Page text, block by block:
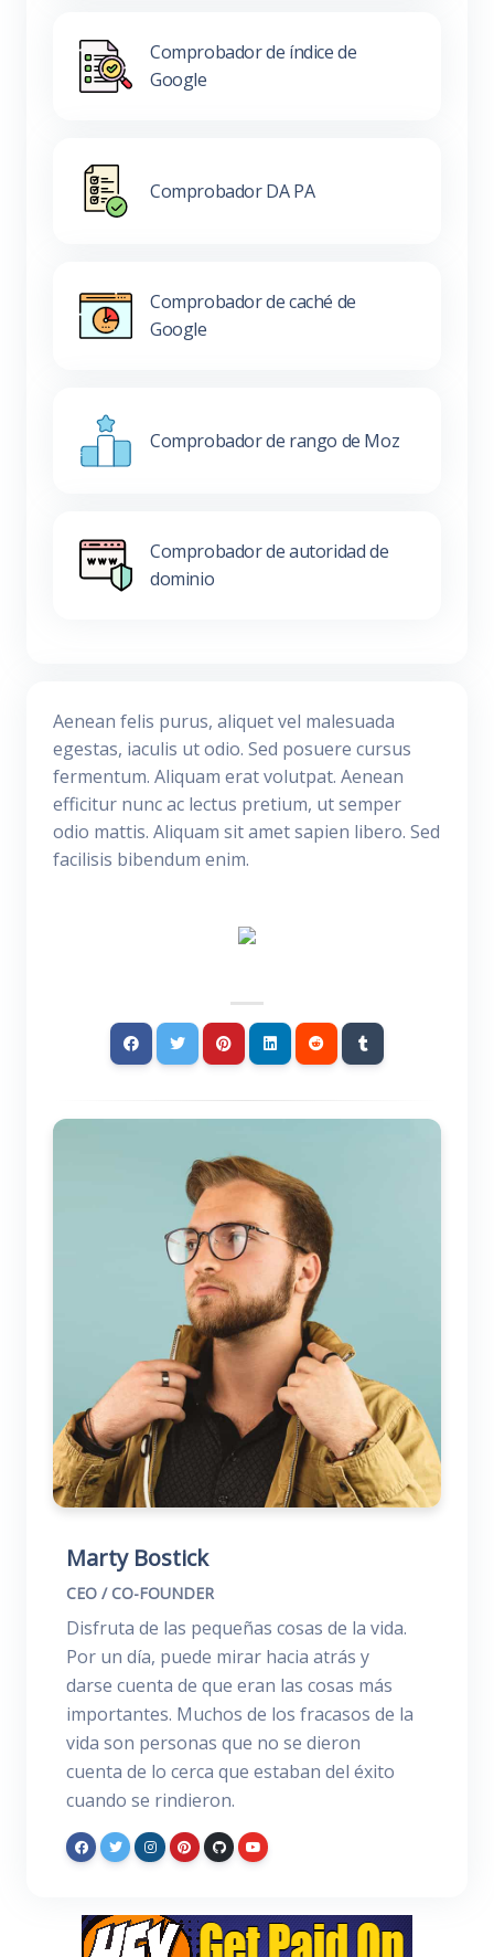
Comprobador de índice de
Google
Comprobador DA PA
Comprobador de caché de
Google
Comprobador de rango de Moz
Comprobador de autoridad de
dominio
Aenean felis purus, aliquet vel malesuada
egestas, iaculis ut odio. Sed posuere cursus
fermentum. Aliquam erat volutpat. Aenean
efficitur nunc ac lectus pretium, ut semper
odio mattis. Aliquam sit amet sapien libero. Sed
facilisis bibendum enim.
Marty Bostick
CEO / CO-FOUNDER
Disfruta de las pequeñas cosas de la vida.
Por un día, puede mirar hacia atrás y
darse cuenta de que eran las cosas más
importantes. Muchos de los fracasos de la
vida son personas que no se dieron
cuenta de lo cerca que estaban del éxito
cuando se rindieron.